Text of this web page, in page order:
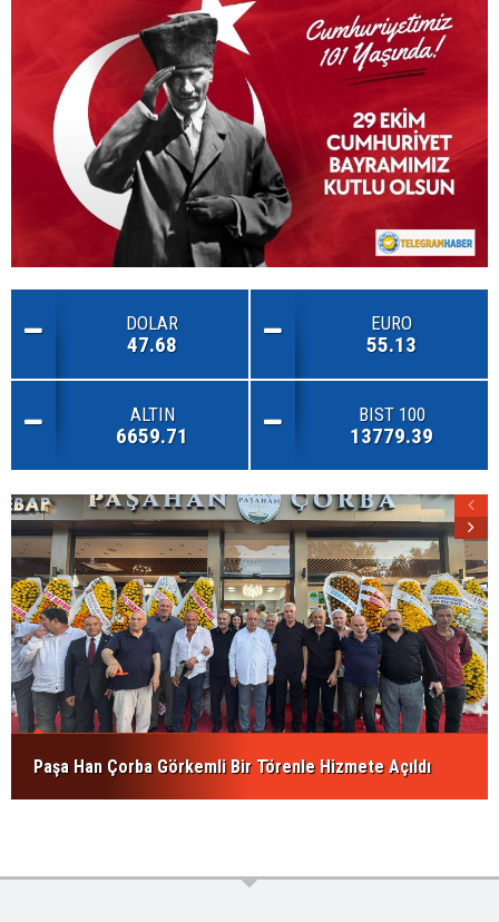
DOLAR
47.68
EURO
55.13
ALTIN
6659.71
BIST 100
13779.39
Paşa Han Çorba Görkemli Bir Törenle Hizmete Açıldı